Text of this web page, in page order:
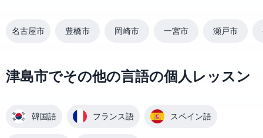
名古屋市 豊橋市 岡崎市 一宮市 瀬戸市
津島市でその他の言語の個人レッスン
韓国語 フランス語 スペイン語